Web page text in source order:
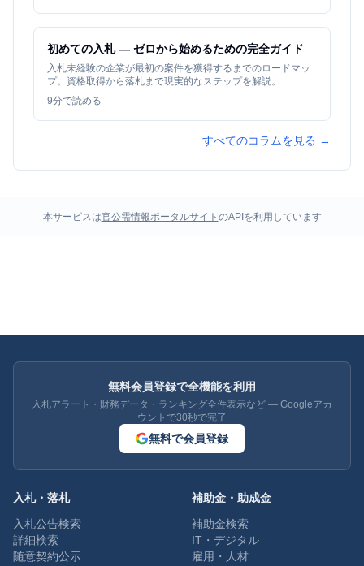
初めての入札 — ゼロから始めるための完全ガイド
入札未経験の企業が最初の案件を獲得するまでのロードマッ
プ。資格取得から落札まで現実的なステップを解説。
9分で読める
すべてのコラムを見る →
本サービスは官公需情報ポータルサイト のAPIを利用しています
無料会員登録で全機能を利用
入札アラート・財務データ・ランキング全件表示など — Googleアカ
ウントで30秒で完了
無料で会員登録
入札・落札
入札公告検索
詳細検索
随意契約公示
補助金・助成金
補助金検索
IT・デジタル
雇用・人材